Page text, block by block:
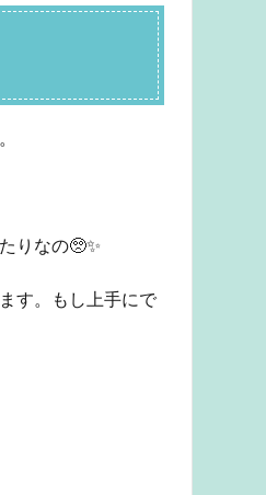
りなの🥺✨
す。もし上手にで